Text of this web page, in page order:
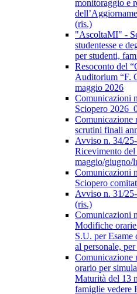
monitoraggio e
(ris.)
"AscoltaMI" -
studentesse e
per studenti,
Resoconto del
Auditorium “F.
maggio 2026
Comunicazioni
Sciopero
Comunicazione
scrutini finali
Avviso n. 34/
Ricevimento
maggio/giugno/
Comunicazioni
Sciopero
Avviso n. 31/
(ris.)
Comunicazioni
Modifiche
S.U. per
al personale,
Comunicazione
orario per
Maturità del 13
famiglie vedere